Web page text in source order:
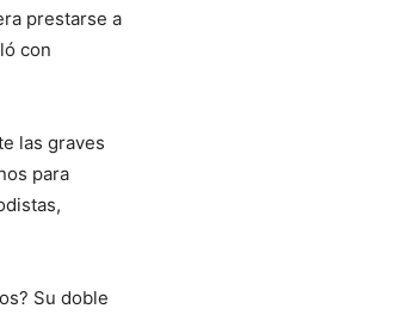
prestarse a
con
las graves
para
Su doble